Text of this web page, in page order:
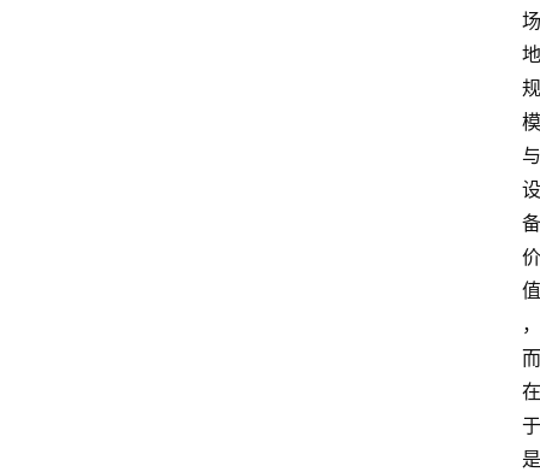
场
地
规
模
与
设
备
价
值
，
而
在
于
是